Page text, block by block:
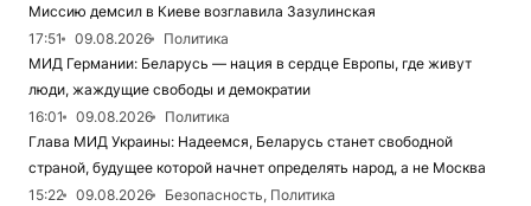
Миссию демсил в Киеве возглавила Зазулинская
17:51
09.08.2026
Политика
МИД Германии: Беларусь — нация в сердце Европы, где живут
люди, жаждущие свободы и демократии
16:01
09.08.2026
Политика
Глава МИД Украины: Надеемся, Беларусь станет свободной
страной, будущее которой начнет определять народ, а не Москва
15:22
09.08.2026
Безопасность, Политика